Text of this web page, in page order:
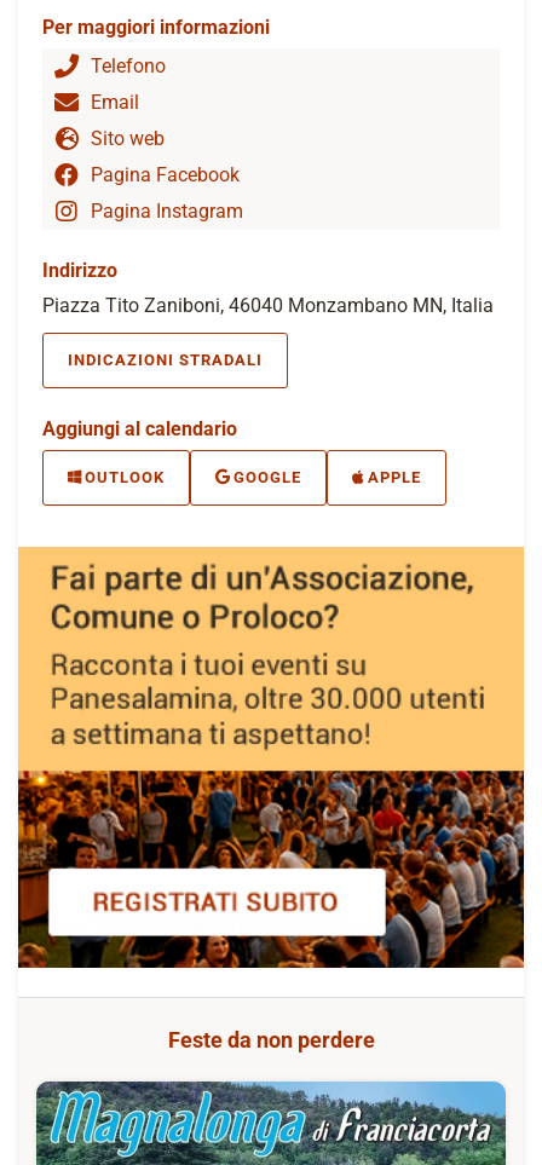
Per maggiori informazioni
Telefono
Email
Sito web
Pagina Facebook
Pagina Instagram
Indirizzo
Piazza Tito Zaniboni, 46040 Monzambano MN, Italia
INDICAZIONI STRADALI
Aggiungi al calendario
OUTLOOK GOOGLE APPLE
Feste da non perdere